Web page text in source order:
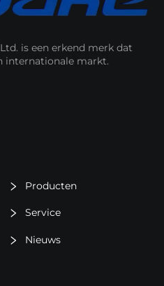
is een erkend merk dat
internationale markt.
Producten
Service
Nieuws